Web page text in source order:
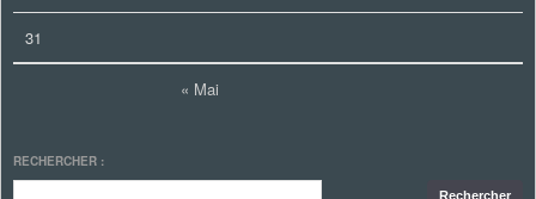
« Mai
31
RECHERCHER :